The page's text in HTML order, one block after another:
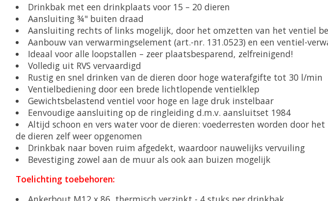
Drinkbak met een drinkplaats voor 15 – 20 dieren
Aansluiting ¾" buiten draad
Aansluiting rechts of links mogelijk, door het omzetten van het ventiel
Aanbouw van verwarmingselement (art.-nr. 131.0523) en een ventiel-
Ideaal voor alle loopstallen – zeer plaatsbesparend, zelfreinigend!
Volledig uit RVS vervaardigd
Rustig en snel drinken van de dieren door hoge waterafgifte tot 30 l/min
Ventielbediening door een brede lichtlopende ventielklep
Gewichtsbelastend ventiel voor hoge en lage druk instelbaar
Eenvoudige aansluiting op de ringleiding d.m.v. aansluitset 1984
Altijd schoon en vers water voor de dieren: voederresten worden door
de dieren zelf weer opgenomen
Drinkbak naar boven ruim afgedekt, waardoor nauwelijks vervuiling
Bevestiging zowel aan de muur als ook aan buizen mogelijk
Toelichting toebehoren: